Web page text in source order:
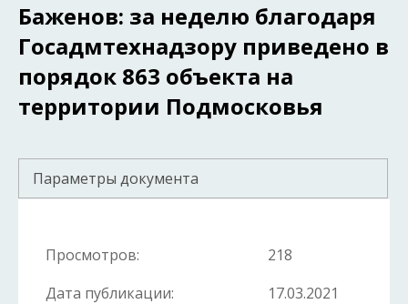
Баженов: за неделю благодаря
Госадмтехнадзору приведено в
порядок 863 объекта на
территории Подмосковья
Параметры документа
Просмотров:
218
Дата публикации:
17.03.2021